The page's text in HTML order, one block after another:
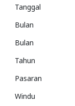
Tanggal
Bulan
Bulan
Tahun
Pasaran
Windu